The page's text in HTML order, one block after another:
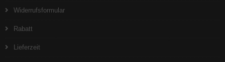
Widerrufsformular
Rabatt
Lieferzeit